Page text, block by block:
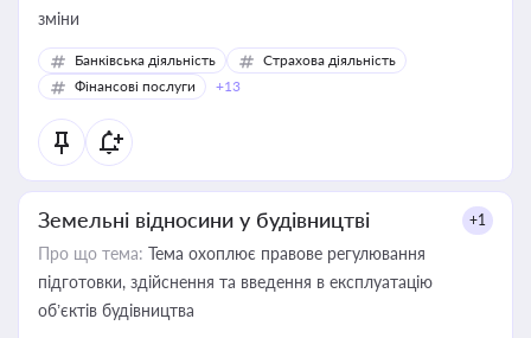
зміни
Банківська діяльність
Страхова діяльність
Фінансові послуги
+13
Земельні відносини у будівництві +1
Про що тема: Тема охоплює правове регулювання
підготовки, здійснення та введення в експлуатацію
об’єктів будівництва